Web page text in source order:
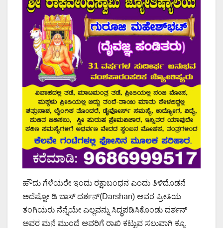
ಹೌದು ಗೆಳೆಯರೇ ಇಂದು ರಕ್ಷಾಬಂಧನ ಎಂದು ತಿಳಿದೊಡನೆ
ಅದೆಷ್ಟೋ ಡಿ ಬಾಸ್ ದರ್ಶನ್(Darshan) ಅವರ ಪ್ರೀತಿಯ
ತಂಗಿಯರು ನೆನ್ನೆಯೇ ಎಲ್ಲವನ್ನು ಸಿದ್ಧಪಡಿಸಿಕೊಂಡು ದರ್ಶನ್
ಅವರ ಮನೆ ಮುಂದೆ ಅವರಿಗೆ ರಾಖಿ ಕಟ್ಟುವ ಸಲುವಾಗಿ ಕ್ಯೂ